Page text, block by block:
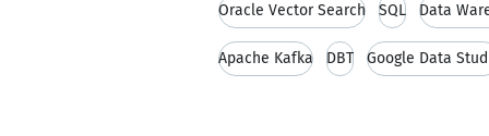
Oracle Vector Search SQL Data
Apache Kafka DBT Google Data